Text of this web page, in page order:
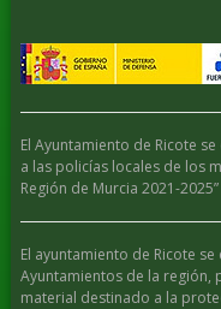
El Ayuntamiento de Ricote
a las policías locales de los
Región de Murcia 2021-2025”
El ayuntamiento de Ricote
Ayuntamientos de la región,
material destinado a la